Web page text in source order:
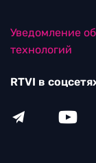
Уведомление
технологий
RTVI в